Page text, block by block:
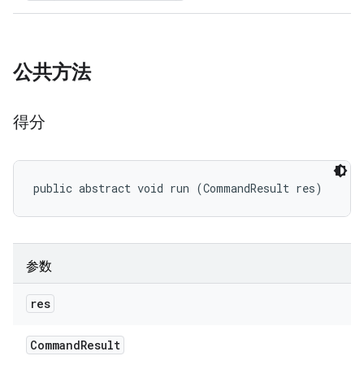
公共方法
得分
public abstract void run (CommandResult res)
参数
res
CommandResult